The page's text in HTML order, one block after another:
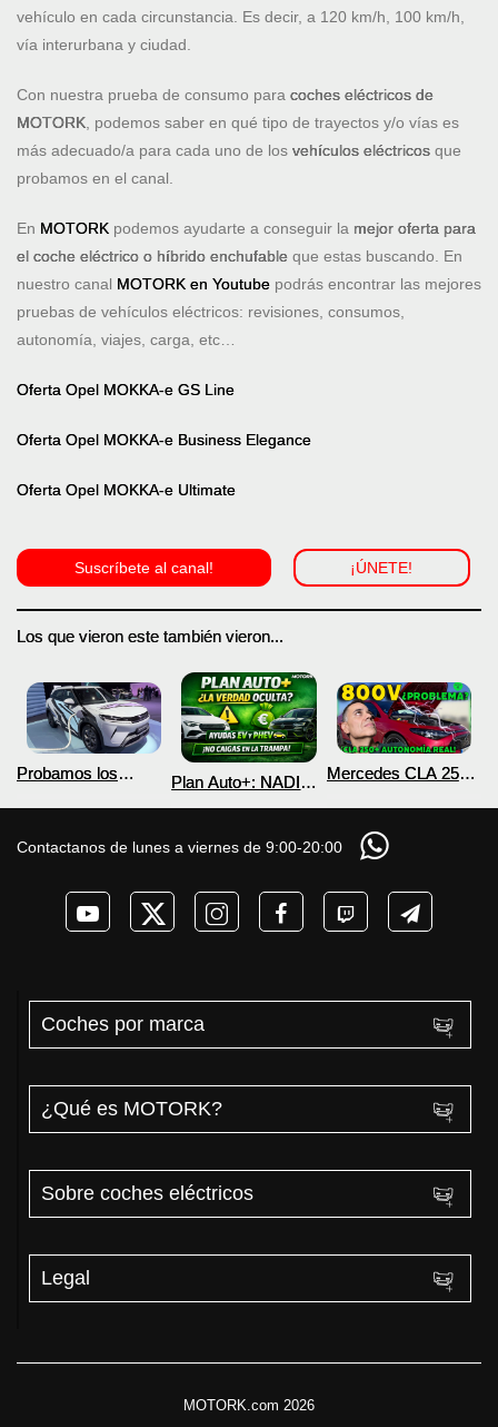
vehículo en cada circunstancia. Es decir, a 120 km/h, 100 km/h,
vía interurbana y ciudad.
Con nuestra prueba de consumo para coches eléctricos de
MOTORK, podemos saber en qué tipo de trayectos y/o vías es
más adecuado/a para cada uno de los vehículos eléctricos que
probamos en el canal.
En MOTORK podemos ayudarte a conseguir la mejor oferta para
el coche eléctrico o híbrido enchufable que estas buscando. En
nuestro canal MOTORK en Youtube podrás encontrar las mejores
pruebas de vehículos eléctricos: revisiones, consumos,
autonomía, viajes, carga, etc…
Oferta Opel MOKKA-e GS Line
Oferta Opel MOKKA-e Business Elegance
Oferta Opel MOKKA-e Ultimate
Suscríbete al canal! ¡ÚNETE!
Los que vieron este también vieron...
Probamos los
DM-i y EV con más
Plan Auto+: NADIE
coches eléctricos y
PHEV 2026
Mercedes CLA 250+
COCHE que NO lo
necesita? PRUEBA
de AUTONOMÍA
Contactanos de lunes a viernes de 9:00-20:00
Coches por marca
¿Qué es MOTORK?
Sobre coches eléctricos
Legal
MOTORK.com 2026